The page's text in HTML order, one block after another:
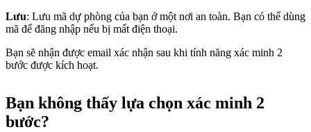
Lưu: Lưu mã dự phòng của bạn ở một nơi an toàn. Bạn có thể dùng
mã để đăng nhập nếu bị mất điện thoại.
Bạn sẽ nhận được email xác nhận sau khi tính năng xác minh 2
bước được kích hoạt.
Bạn không thấy lựa chọn xác minh 2
bước?